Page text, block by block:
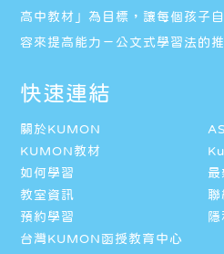
高中教材」為目標，讓每個孩子
容來提高能力－公文式學習法的
快速連結
關於KUMON
KUMON教材
如何學習
最
教室資訊
聯
預約學習
台灣KUMON函授教育中心